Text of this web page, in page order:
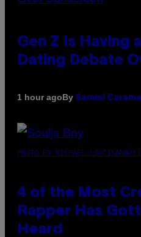
Gen Z Is Having
Dating Debate
1 hour agoBy Sammi
PHOTO BY MICHAEL LOCCISANO/
4 of the Most
Rapper Has
Heard